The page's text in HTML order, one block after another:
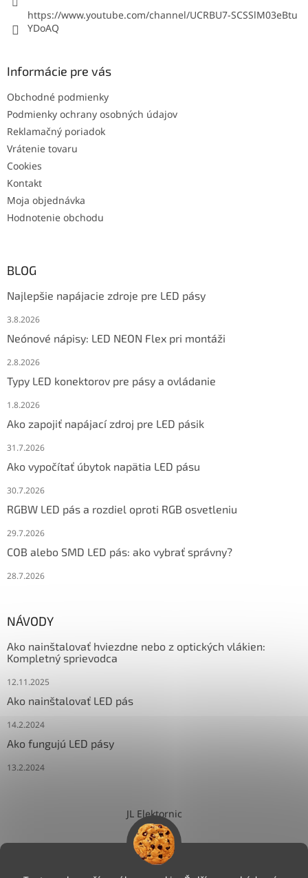
https://www.youtube.com/channel/UCRBU7-SCSSlM03eBtu
YDoAQ
Informácie pre vás
Obchodné podmienky
Podmienky ochrany osobných údajov
Reklamačný poriadok
Vrátenie tovaru
Cookies
Kontakt
Moja objednávka
Hodnotenie obchodu
BLOG
Najlepšie napájacie zdroje pre LED pásy
3.8.2026
Neónové nápisy: LED NEON Flex pri montáži
2.8.2026
Typy LED konektorov pre pásy a ovládanie
1.8.2026
Ako zapojiť napájací zdroj pre LED pásik
31.7.2026
Ako vypočítať úbytok napätia LED pásu
30.7.2026
RGBW LED pás a rozdiel oproti RGB osvetleniu
29.7.2026
COB alebo SMD LED pás: ako vybrať správny?
28.7.2026
NÁVODY
Ako nainštalovať hviezdne nebo z optických vlákien:
Kompletný sprievodca
12.11.2025
Ako nainštalovať LED pás
14.2.2024
Ako fungujú LED pásy
13.2.2024
JL Elektornic